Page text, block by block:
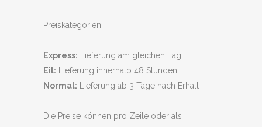
Preiskategorien:
Express: Lieferung am gleichen Tag
Eil: Lieferung innerhalb 48 Stunden
Normal: Lieferung ab 3 Tage nach Erhalt
Die Preise können pro Zeile oder als